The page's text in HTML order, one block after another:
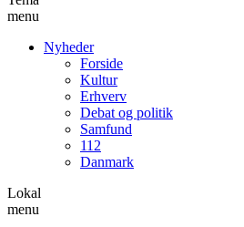
menu
Nyheder
Forside
Kultur
Erhverv
Debat og politik
Samfund
112
Danmark
Lokal
menu